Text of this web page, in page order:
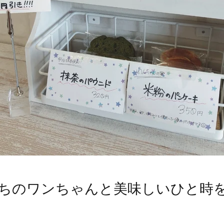
のワンちゃんと美味しいひと時